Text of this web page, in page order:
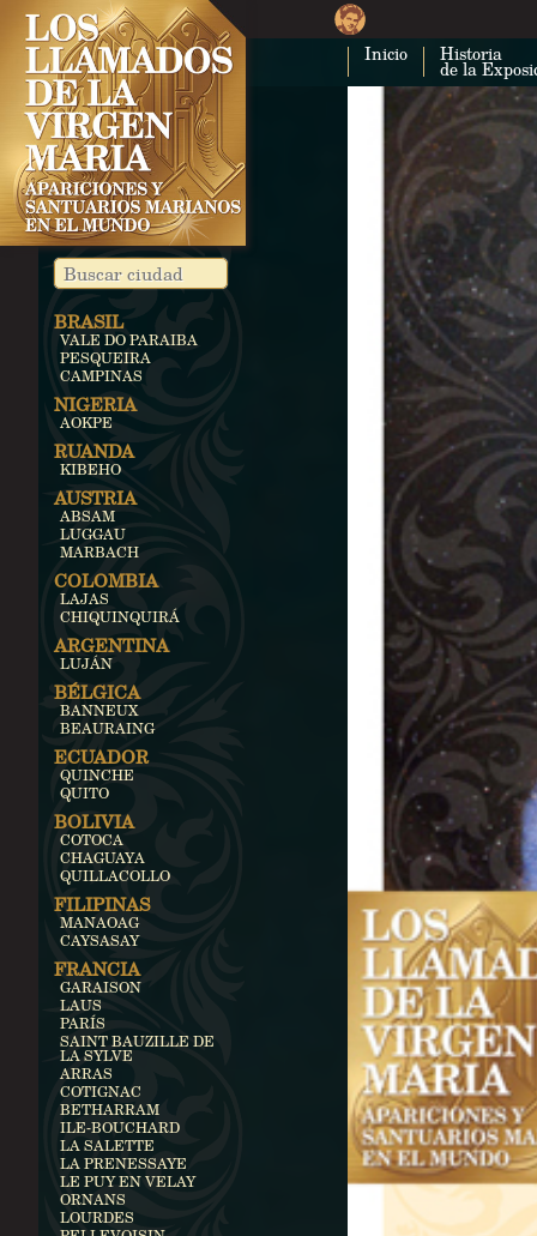
Inicio Historia
de la
BRASIL
VALE DO PARAIBA
PESQUEIRA
CAMPINAS
NIGERIA
AOKPE
RUANDA
KIBEHO
AUSTRIA
ABSAM
LUGGAU
MARBACH
COLOMBIA
LAJAS
CHIQUINQUIRÁ
ARGENTINA
LUJÁN
BÉLGICA
BANNEUX
BEAURAING
ECUADOR
QUINCHE
QUITO
BOLIVIA
COTOCA
CHAGUAYA
QUILLACOLLO
FILIPINAS
MANAOAG
CAYSASAY
FRANCIA
GARAISON
LAUS
PARÍS
SAINT BAUZILLE DE
LA SYLVE
ARRAS
COTIGNAC
BETHARRAM
ILE-BOUCHARD
LA SALETTE
LA PRENESSAYE
LE PUY EN VELAY
ORNANS
LOURDES